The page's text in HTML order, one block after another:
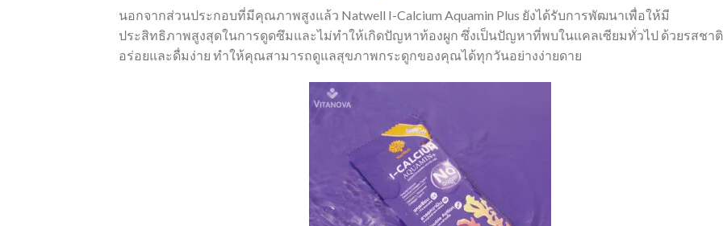
นอกจากส่วนประกอบที่มีคุณภาพสูงแล้ว Natwell I-Calcium Aquamin Plus ยังได้รับการพัฒนาเพื่อให้มี
ประสิทธิภาพสูงสุดในการดูดซึมและไม่ทำให้เกิดปัญหาท้องผูก ซึ่งเป็นปัญหาที่พบในแคลเซียมทั่วไป ด้วยรสชา
อร่อยและดื่มง่าย ทำให้คุณสามารถดูแลสุขภาพกระดูกของคุณได้ทุกวันอย่างง่ายดาย